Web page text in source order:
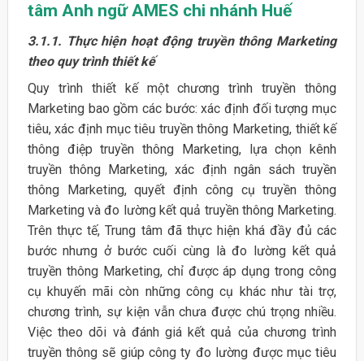
tâm Anh ngữ AMES chi nhánh Huế
3.1.1. Thực hiện hoạt động truyền thông Marketing
theo quy trình thiết kế
Quy trình thiết kế một chương trình truyền thông
Marketing bao gồm các bước: xác định đối tượng mục
tiêu, xác định mục tiêu truyền thông Marketing, thiết kế
thông điệp truyền thông Marketing, lựa chọn kênh
truyền thông Marketing, xác định ngân sách truyền
thông Marketing, quyết định công cụ truyền thông
Marketing và đo lường kết quả truyền thông Marketing.
Trên thực tế, Trung tâm đã thực hiện khá đầy đủ các
bước nhưng ở bước cuối cùng là đo lường kết quả
truyền thông Marketing, chỉ được áp dụng trong công
cụ khuyến mãi còn những công cụ khác như tài trợ,
chương trình, sự kiện vẫn chưa được chú trọng nhiều.
Việc theo dõi và đánh giá kết quả của chương trình
truyền thông sẽ giúp công ty đo lường được mục tiêu